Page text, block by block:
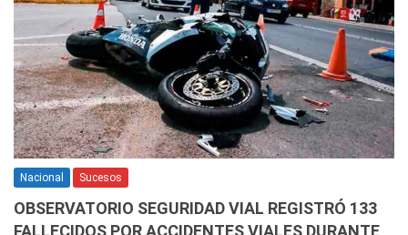
Nacional Sucesos
OBSERVATORIO SEGURIDAD VIAL REGISTRÓ 133